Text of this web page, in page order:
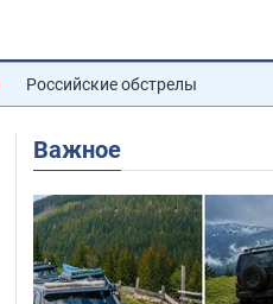
Российские обстрелы
Важное